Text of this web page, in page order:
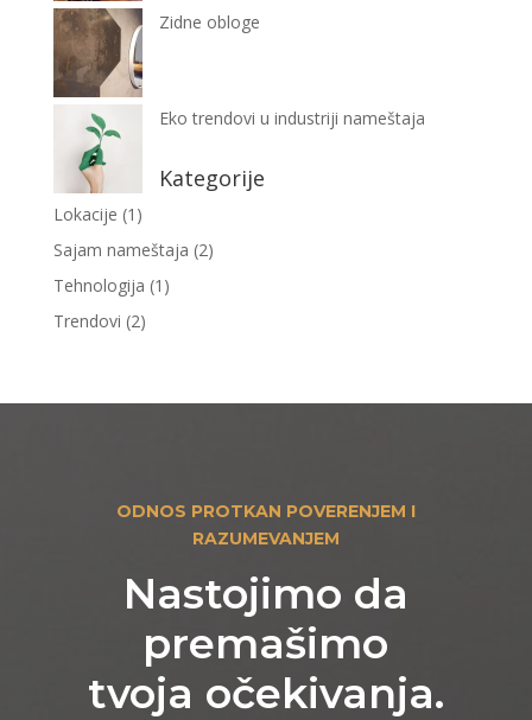
Zidne obloge
Eko trendovi u industriji nameštaja
Kategorije
Lokacije (1)
Sajam nameštaja (2)
Tehnologija (1)
Trendovi (2)
ODNOS PROTKAN POVERENJEM I
RAZUMEVANJEM
Nastojimo da
premašimo
tvoja očekivanja.